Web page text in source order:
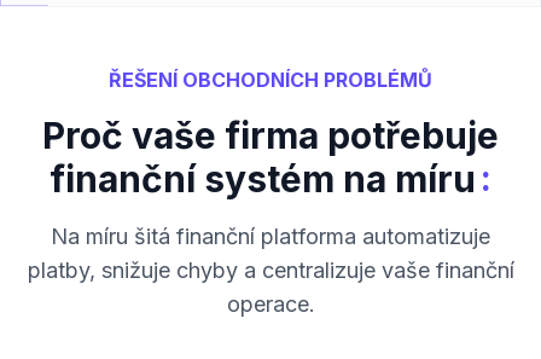
ŘEŠENÍ OBCHODNÍCH PROBLÉMŮ
Proč vaše firma potřebuje
finanční systém na míru :
Na míru šitá finanční platforma automatizuje
platby, snižuje chyby a centralizuje vaše finanční
operace.